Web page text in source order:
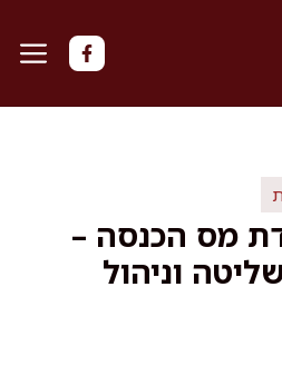
מס הכנסה –
וניהול